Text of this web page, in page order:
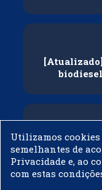
Governo
Utilizamos
semelhantes de
Privacidade e, ao
com estas